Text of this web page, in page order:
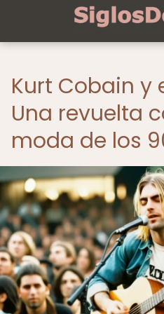
Kurt Cobain y
Una revuelta
moda de los